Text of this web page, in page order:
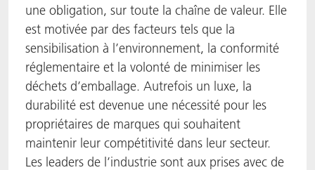
une obligation, sur toute la chaîne de valeur. Elle
est motivée par des facteurs tels que la
sensibilisation à l’environnement, la conformité
réglementaire et la volonté de minimiser les
déchets d’emballage. Autrefois un luxe, la
durabilité est devenue une nécessité pour les
propriétaires de marques qui souhaitent
maintenir leur compétitivité dans leur secteur.
Les leaders de l’industrie sont aux prises avec de